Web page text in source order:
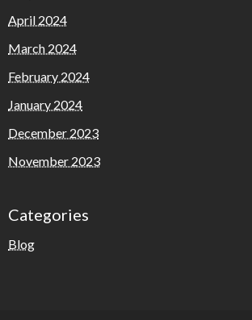
April 2024
March 2024
February 2024
January 2024
December 2023
November 2023
Categories
Blog